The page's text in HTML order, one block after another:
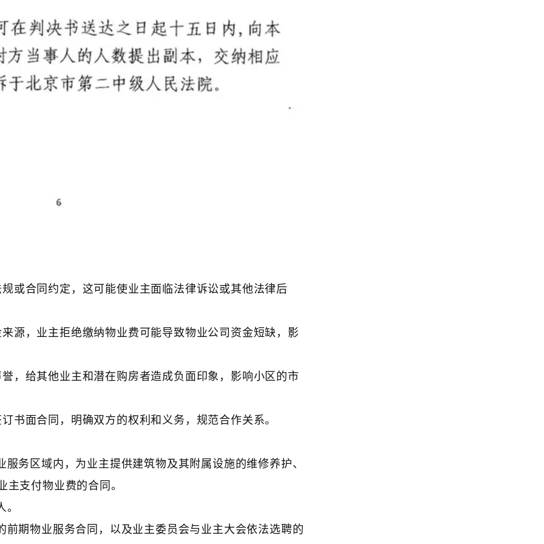
或合同约定，这可能使业主面临法律诉讼或其他法律后
源，业主拒绝缴纳物业费可能导致物业公司资金短缺，影
，给其他业主和潜在购房者造成负面印象，影响小区的市
书面合同，明确双方的权利和义务，规范合作关系。
务区域内，为业主提供建筑物及其附属设施的维修养护、
支付物业费的合同。
期物业服务合同，以及业主委员会与业主大会依法选聘的